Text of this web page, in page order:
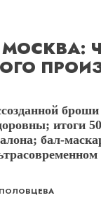
МОСКВА:
итоги
бал-